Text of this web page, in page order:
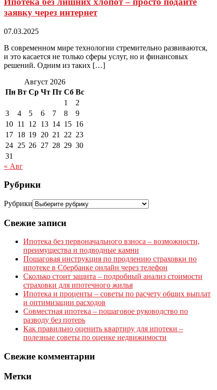
заявку через интернет
07.03.2025
В современном мире технологии стремительно развиваются,
и это касается не только сферы услуг, но и финансовых
решений. Одним из таких […]
Август 2026
Пн Вт Ср Чт Пт Сб Вс
1
2
3
4 5 6 7 8
9
10 11 12 13 14 15 16
17 18 19 20 21 22 23
24 25 26 27 28 29 30
31
« Авг
Рубрики
Рубрики
Свежие записи
Ипотека без первоначального взноса – возможности,
преимущества и подводные камни
Пошаговая инструкция по продлению страховки по
ипотеке в Сбербанке онлайн через телефон
Сколько стоит защита – подробный анализ стоимости
страховки для ипотечного жилья
Ипотека и проценты – советы по расчету общих выплат
и оптимизации расходов
Совместная ипотека – пошаговое руководство по
разводу без потерь
Как правильно оценить квартиру для ипотеки –
полезные советы по оценке недвижимости
Свежие комментарии
Метки